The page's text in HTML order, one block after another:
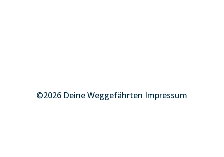
©2026 Deine Weggefährten Impressum